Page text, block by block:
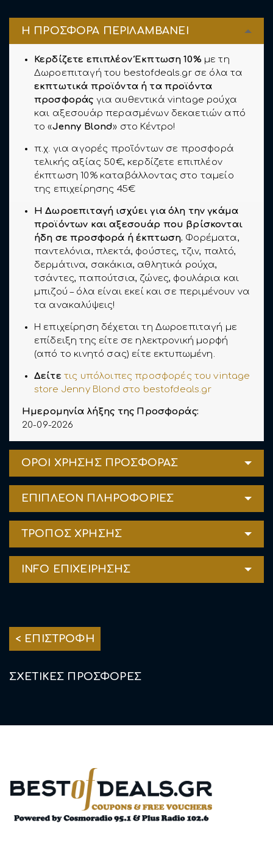
Η ΠΡΟΣΦΟΡΑ ΠΕΡΙΛΑΜΒΑΝΕΙ
Κερδίζετε επιπλέον Έκπτωση 10% με τη
Δωροεπιταγή του bestofdeals.gr σε όλα τα
εκπτωτικά προϊόντα ή τα προϊόντα
προσφοράς για αυθεντικά vintage ρούχα
και αξεσουάρ περασμένων δεκαετιών από
το «Jenny Blond» στο Κέντρο!
π.χ. για αγορές προϊόντων σε προσφορά
τελικής αξίας 50€, κερδίζετε επιπλέον
έκπτωση 10% καταβάλλοντας στο ταμείο
της επιχείρησης 45€
Η Δωροεπιταγή ισχύει για όλη την γκάμα
προϊόντων και αξεσουάρ που βρίσκονται
ήδη σε προσφορά ή έκπτωση. Φορέματα,
παντελόνια, πλεκτά, φούστες, τζιν, παλτό,
δερμάτινα, σακάκια, αθλητικά ρούχα,
τσάντες, παπούτσια, ζώνες, φουλάρια και
μπιζού – όλα είναι εκεί και σε περιμένουν να
τα ανακαλύψεις!
Η επιχείρηση δέχεται τη Δωροεπιταγή με
επίδειξη της είτε σε ηλεκτρονική μορφή
(από το κινητό σας) είτε εκτυπωμένη.
Δείτε τις υπόλοιπες προσφορές του vintage
store Jenny Blond στο bestofdeals.gr
Ημερομηνία λήξης της Προσφοράς:
20-09-2026
ΟΡΟΙ ΧΡΗΣΗΣ ΠΡΟΣΦΟΡΑΣ
ΕΠΙΠΛΕΟΝ ΠΛΗΡΟΦΟΡΙΕΣ
ΤΡΟΠΟΣ ΧΡΗΣΗΣ
INFO ΕΠΙΧΕΙΡΗΣΗΣ
< ΕΠΙΣΤΡΟΦΗ
ΣΧΕΤΙΚΕΣ ΠΡΟΣΦΟΡΕΣ